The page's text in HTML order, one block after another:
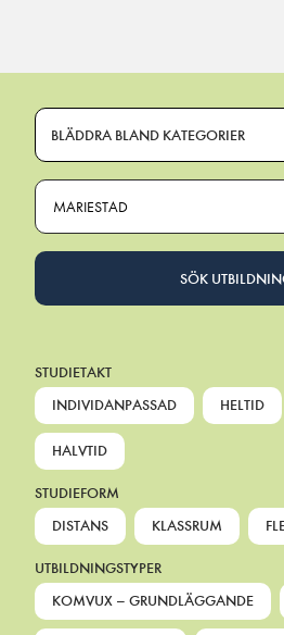
BLÄDDRA BLAND KATEGORIER
MARIESTAD
SÖK
STUDIETAKT
INDIVIDANPASSAD
HELTID
HALVTID
STUDIEFORM
DISTANS
KLASSRUM
UTBILDNINGSTYPER
KOMVUX – GRUNDLÄGGANDE